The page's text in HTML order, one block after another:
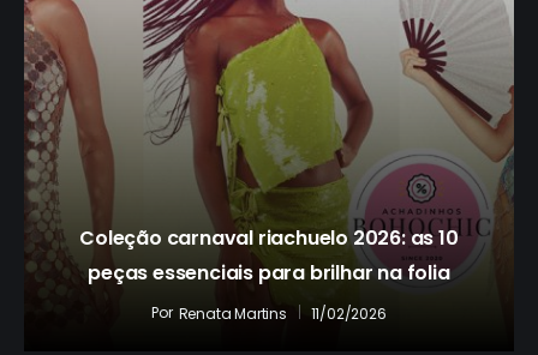
Coleção carnaval riachuelo 2026: as 10
peças essenciais para brilhar na folia
Por Renata Martins 11/02/2026